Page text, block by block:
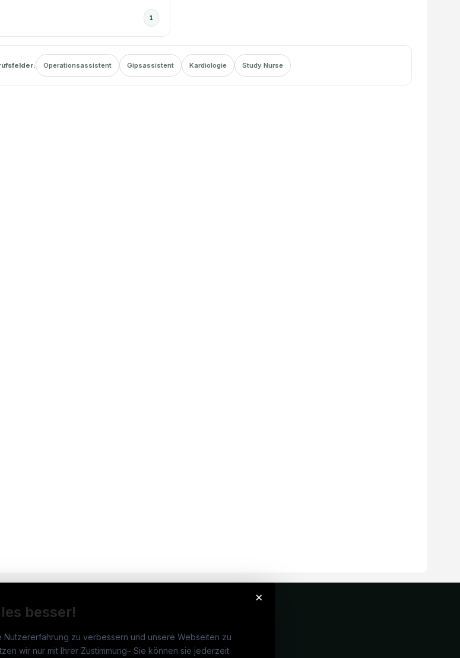
1
Operationsassistent Gipsassistent Kardiologie Study Nurse
×
besser!
Nutzererfahrung zu verbessern und unsere Webseiten zu
wir nur mit Ihrer Zustimmung– Sie können sie jederzeit